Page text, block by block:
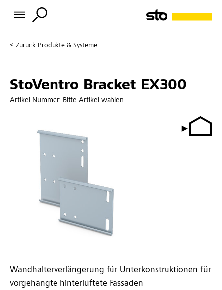
Zurück Produkte & Systeme
StoVentro Bracket EX300
Artikel-Nummer: Bitte Artikel wählen
Wandhalterverlängerung für Unterkonstruktionen für
vorgehängte hinterlüftete Fassaden